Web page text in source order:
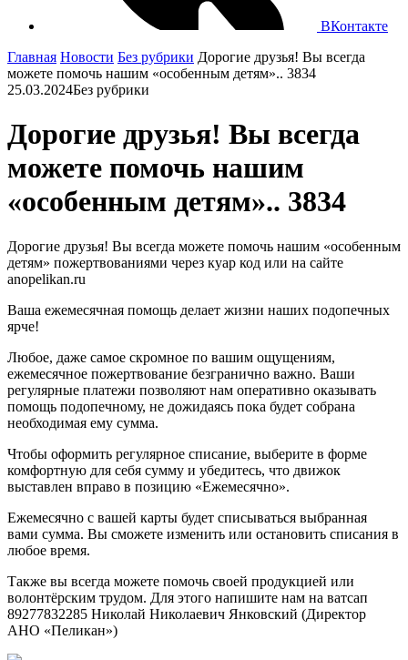
ВКонтакте
Главная Новости Без рубрики Дорогие друзья! Вы всегда
можете помочь нашим «особенным детям».. 3834
25.03.2024Без рубрики
Дорогие друзья! Вы всегда
можете помочь нашим
«особенным детям».. 3834
Дорогие друзья! Вы всегда можете помочь нашим «особенным
детям» пожертвованиями через куар код или на сайте
anopelikan.ru
Ваша ежемесячная помощь делает жизни наших подопечных
ярче!
Любое, даже самое скромное по вашим ощущениям,
ежемесячное пожертвование безгранично важно. Ваши
регулярные платежи позволяют нам оперативно оказывать
помощь подопечному, не дожидаясь пока будет собрана
необходимая ему сумма.
Чтобы оформить регулярное списание, выберите в форме
комфортную для себя сумму и убедитесь, что движок
выставлен вправо в позицию «Ежемесячно».
Ежемесячно с вашей карты будет списываться выбранная
вами сумма. Вы сможете изменить или остановить списания в
любое время.
Также вы всегда можете помочь своей продукцией или
волонтёрским трудом. Для этого напишите нам на ватсап
89277832285 Николай Николаевич Янковский (Директор
АНО «Пеликан»)